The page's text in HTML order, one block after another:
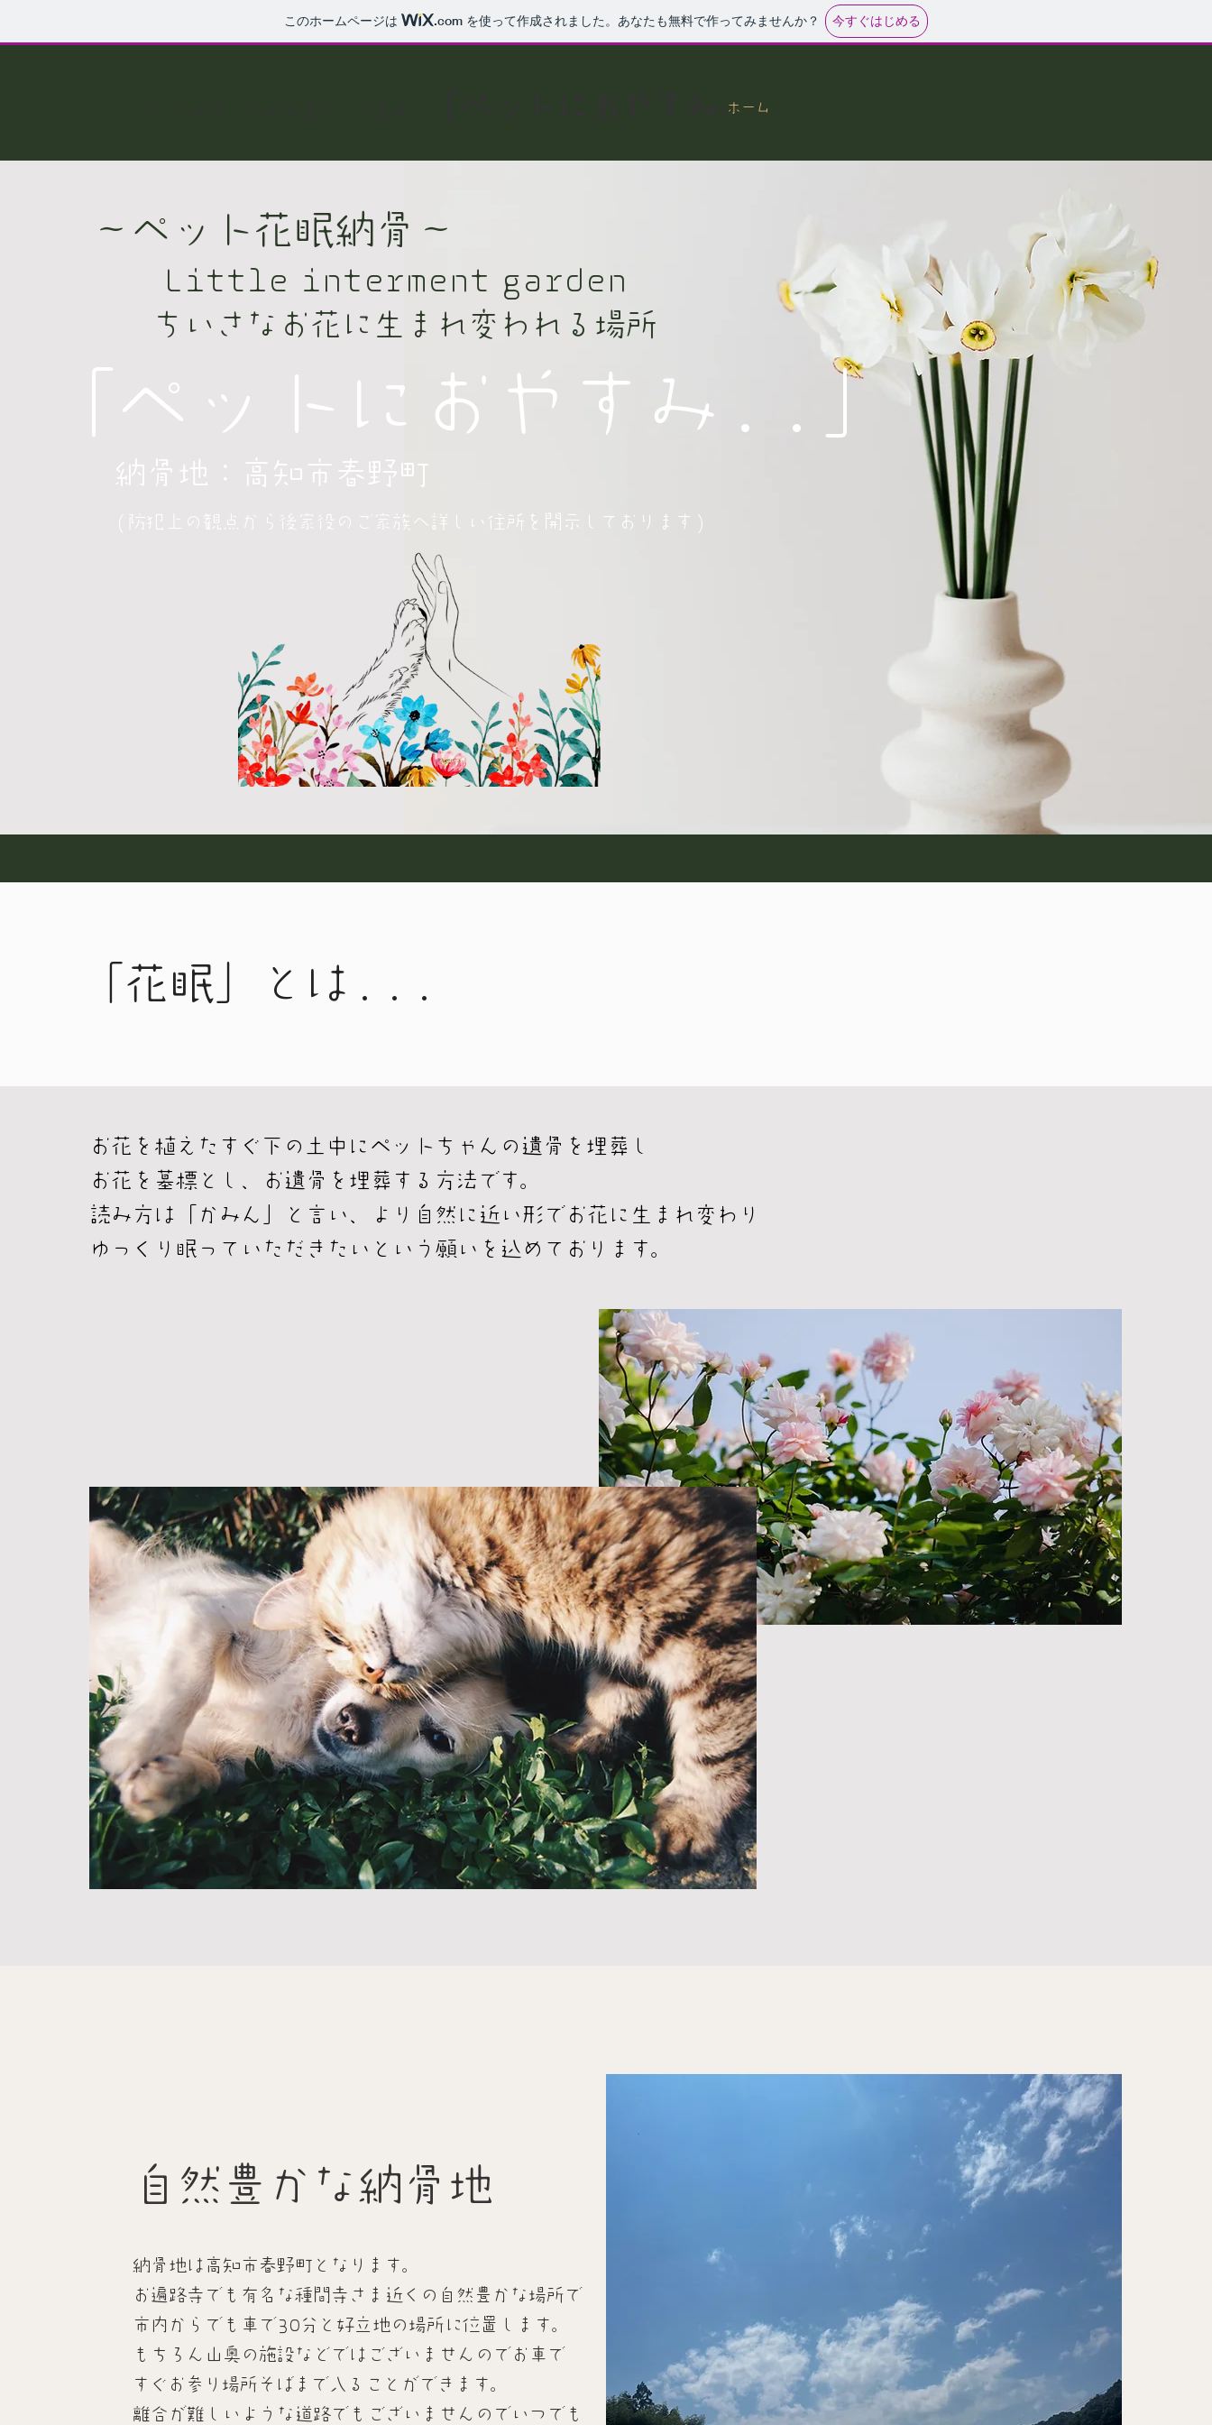
このホームページは .com を使って作成されました。あなたも無料で作ってみませんか？ 今すぐはじめる
」
ホーム
​ Little interment garden
ちいさなお花に生まれ変われる場所
「ペットにおやすみ..」
納骨地：高知市春野町
(防犯上の観点から後家役のご家族へ詳しい住所を開示しております)
​～ペット花眠納骨～
​「花眠」とは...
お花を植えたすぐ下の土中にペットちゃんの遺骨を埋葬し
お花を墓標とし、お遺骨を埋葬する方法です。
読み方は「かみん」と言い、より自然に近い形でお花に生まれ変わり
ゆっくり眠っていただきたいという願いを込めております。
自然豊かな納骨地
納骨地は高知市春野町となります。
​お遍路寺でも有名な種間寺さま近くの自然豊かな場所で
市内からでも車で30分と好立地の場所に位置します。
​もちろん山奥の施設などではございませんのでお車で
すぐ お参り場所そばまで入ることができます。
​離合が難しいような道路でもございませんのでいつでも